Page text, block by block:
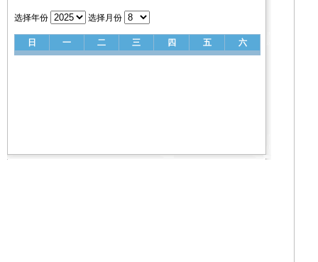
选择年份 选择月份
日 一 二 三 四 五 六